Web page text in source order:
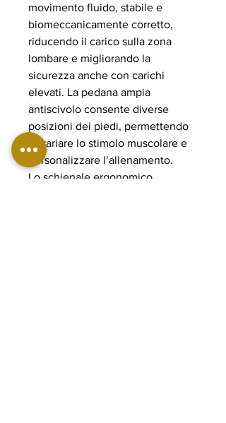
movimento fluido, stabile e
biomeccanicamente corretto,
riducendo il carico sulla zona
lombare e migliorando la
sicurezza anche con carichi
elevati. La pedana ampia
antiscivolo consente diverse
posizioni dei piedi, permettendo
di variare lo stimolo muscolare e
personalizzare l’allenamento.
Lo schienale ergonomico